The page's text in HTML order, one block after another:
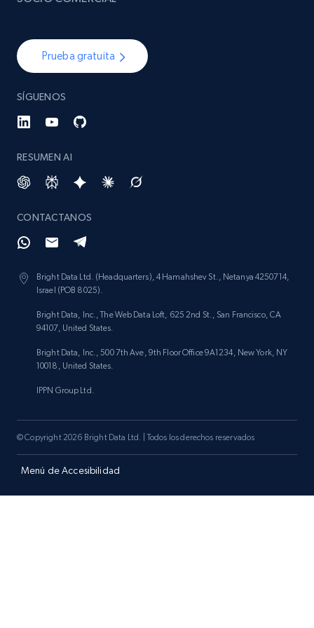
Prueba gratuita
SÍGUENOS
RESUMEN AI
CONTACTANOS
Bright Data Ltd. (Headquarters), 4 Hamahshev St., Netanya 4250714,
Israel (POB 8025).
Bright Data, Inc., The Web Data Loft, 625 2nd St., San Francisco, CA
94107, United States.
Bright Data, Inc., 500 7th Ave, 9th Floor Office 9A1234, New York, NY
10018, United States.
IPPN Group Ltd.
Menú de Accesibilidad
© Copyright 2026 Bright Data Ltd. | Todos los derechos reservados